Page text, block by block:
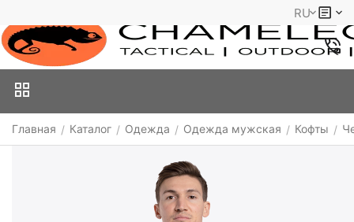
RU
Главная / Каталог / Одежда / Одежда мужская / Кофты /